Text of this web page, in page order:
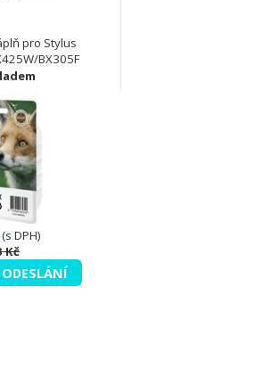
pro Stylus
BX305F
DPH)
Kč